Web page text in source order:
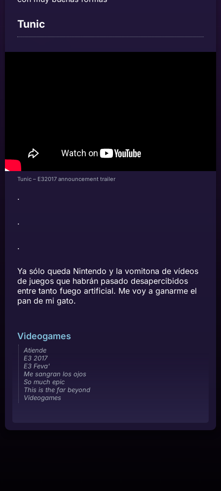
Tunic
Tunic – E32017 announcement trailer
.
.
.
Ya sólo queda Nintendo y la vomitona de vídeos
de juegos que habrán pasado desapercibidos
entre tanto fuego artificial. Me voy a ganarme el
pan de mi gato.
Videogames
Atiende
E3 2017
E3 Feva'
Me sangran los ojos
So much epic
This is the far beyond
Videogames